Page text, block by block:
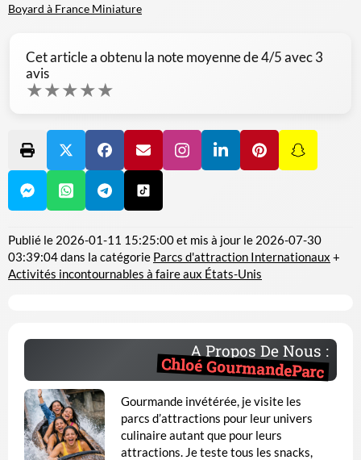
Boyard à France Miniature
Cet article a obtenu la note moyenne de4/5 avec3
avis
★★★★★
Publié le 2026-01-11 15:25:00et mis à jour le 2026-07-30
03:39:04dans la catégorie Parcs d'attraction Internationaux +
Activités incontournables à faire aux États-Unis
A Propos De Nous :
Chloé GourmandeParc
Gourmande invétérée, je visite les
parcs d’attractions pour leur univers
culinaire autant que pour leurs
attractions. Je teste tous les snacks,